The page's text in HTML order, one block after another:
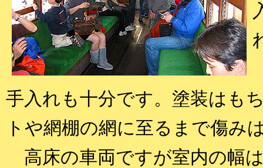
手入れも十分です。塗装はも
トや網棚の網に至るまで傷み
高床の車両ですが室内の幅